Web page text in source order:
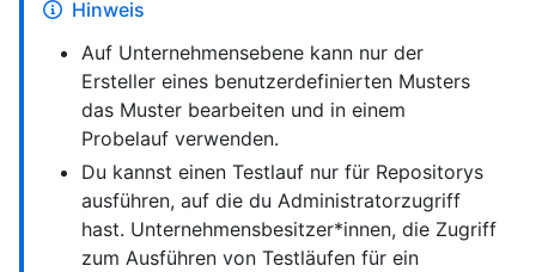
Hinweis
Auf Unternehmensebene kann nur der
Ersteller eines benutzerdefinierten Musters
das Muster bearbeiten und in einem
Probelauf verwenden.
Du kannst einen Testlauf nur für Repositorys
ausführen, auf die du Administratorzugriff
hast. Unternehmensbesitzer*innen, die Zugriff
zum Ausführen von Testläufen für ein